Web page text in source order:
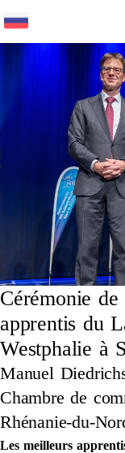
Cérémonie
apprentis du
Westphalie à
Manuel
Chambre de
Rhénanie-du-
Les meilleurs